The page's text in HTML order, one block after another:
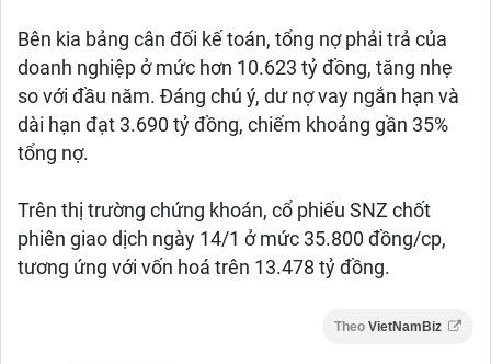
Bên kia bảng cân đối kế toán, tổng nợ phải trả của
doanh nghiệp ở mức hơn 10.623 tỷ đồng, tăng nhẹ
so với đầu năm. Đáng chú ý, dư nợ vay ngắn hạn và
dài hạn đạt 3.690 tỷ đồng, chiếm khoảng gần 35%
tổng nợ.
Trên thị trường chứng khoán, cổ phiếu SNZ chốt
phiên giao dịch ngày 14/1 ở mức 35.800 đồng/cp,
tương ứng với vốn hoá trên 13.478 tỷ đồng.
Theo VietNamBiz